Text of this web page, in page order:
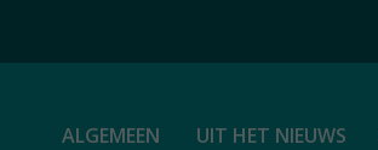
ALGEMEEN UIT HET NIEUWS